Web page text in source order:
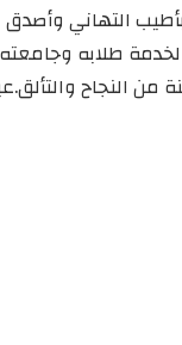
التهاني وأصدق
لخدمة طلابه
من النجاح